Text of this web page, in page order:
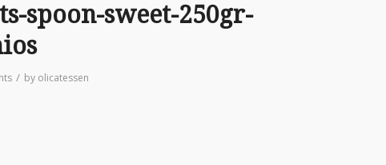
spoon-sweet-250gr-
/ by olicatessen